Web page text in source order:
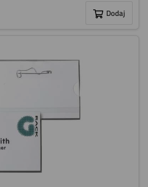
Dodaj